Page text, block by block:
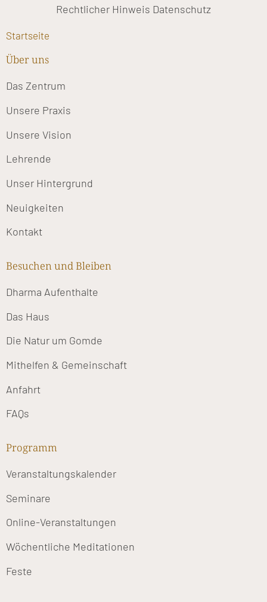
Rechtlicher Hinweis Datenschutz
Startseite
Über uns
Das Zentrum
Unsere Praxis
Unsere Vision
Lehrende
Unser Hintergrund
Neuigkeiten
Kontakt
Besuchen und Bleiben
Dharma Aufenthalte
Das Haus
Die Natur um Gomde
Mithelfen & Gemeinschaft
Anfahrt
FAQs
Programm
Veranstaltungskalender
Seminare
Online-Veranstaltungen
Wöchentliche Meditationen
Feste